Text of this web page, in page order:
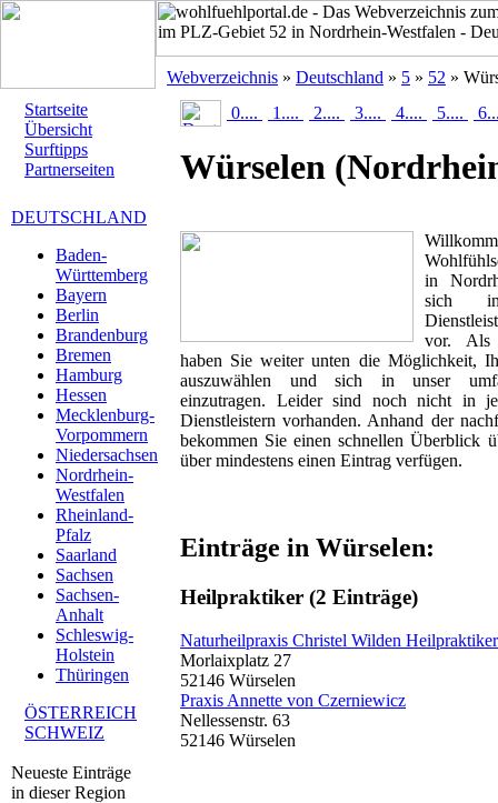
Webverzeichnis » Deutschland » 5 » 52 »
Startseite
Übersicht
Surftipps
Partnerseiten
DEUTSCHLAND
Baden-
Württemberg
Bayern
Berlin
Brandenburg
Bremen
Hamburg
Hessen
Mecklenburg-
Vorpommern
Niedersachsen
Nordrhein-
Westfalen
Rheinland-
Pfalz
Saarland
Sachsen
Sachsen-
Anhalt
Schleswig-
Holstein
Thüringen
ÖSTERREICH
SCHWEIZ
Neueste Einträge
in dieser Region
0.... 1.... 2.... 3.... 4.... 5....
Würselen
in
sich in
vor. Als
haben Sie weiter unten die Möglichkeit,
auszuwählen und sich in unser
einzutragen. Leider sind noch nicht in
Dienstleistern vorhanden. Anhand der
bekommen Sie einen schnellen Überblick
über mindestens einen Eintrag verfügen.
Einträge in Würselen:
Heilpraktiker (2 Einträge)
Naturheilpraxis Christel Wilden
Morlaixplatz 27
52146 Würselen
Praxis Annette von Czerniewicz
Nellessenstr. 63
52146 Würselen